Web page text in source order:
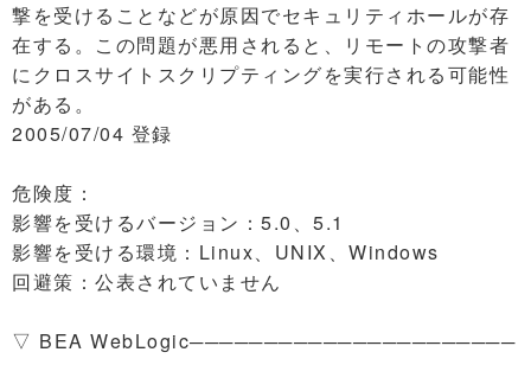
撃を受けることなどが原因でセキュリティホールが存
在する。この問題が悪用されると、リモートの攻撃者
にクロスサイトスクリプティングを実行される可能性
がある。
2005/07/04 登録
危険度：
影響を受けるバージョン：5.0、5.1
影響を受ける環境：Linux、UNIX、Windows
回避策：公表されていません
▽ BEA WebLogic──────────────────────